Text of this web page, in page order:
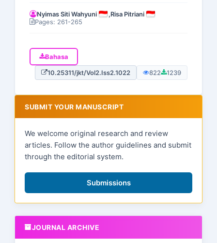
Nyimas Siti Wahyuni ,Risa Pitriani
Pages: 261-265
Bahasa
10.25311/jkt/Vol2.Iss2.1022 822 1239
SUBMIT YOUR MANUSCRIPT
We welcome original research and review
articles. Follow the author guidelines and submit
through the editorial system.
Submissions
JOURNAL ARCHIVE